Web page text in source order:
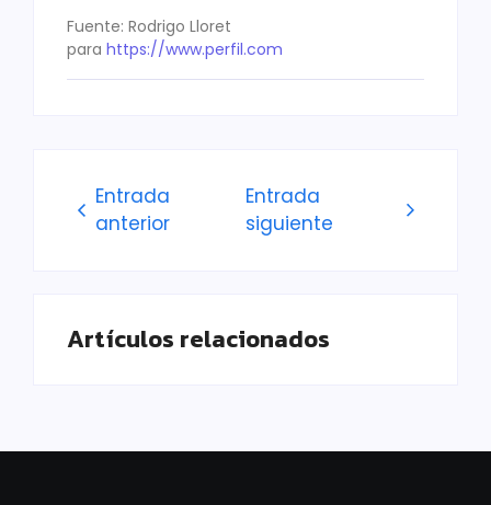
Fuente: Rodrigo Lloret
para https://www.perfil.com
Entrada
anterior
Entrada
siguiente
Artículos relacionados